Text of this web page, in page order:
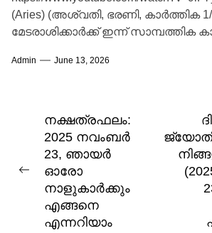
(Aries) (അശ്വതി, ഭരണി, കാർത്തിക 1/
മേടരാശിക്കാർക്ക് ഇന്ന് സാമ്പത്തിക
ധനസ്ഥാനത്ത് നിൽക്കുന്ന
Admin June 13, 2026
Post
navigation
Previous
നക്ഷത്രഫലം:
2025 നവംബർ
23, ഞായർ
ഓരോ
നാളുകാർക്കും
എങ്ങനെ
എന്നറിയാം